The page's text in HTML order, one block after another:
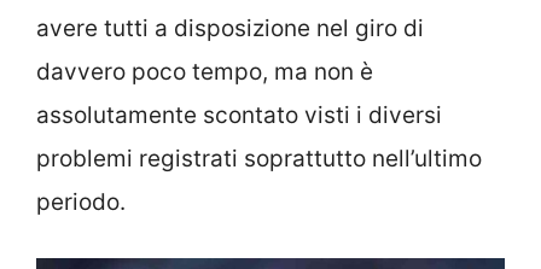
avere tutti a disposizione nel giro di
davvero poco tempo, ma non è
assolutamente scontato visti i diversi
problemi registrati soprattutto nell’ultimo
periodo.